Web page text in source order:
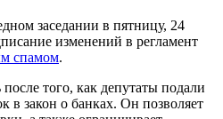
заседании в пятницу, 24
изменений в регламент
спамом.
того, как депутаты подали
в закон о банках. Он позволяет